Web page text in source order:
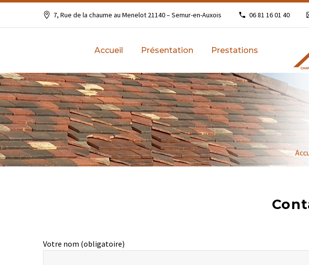
7, Rue de la chaume au Menelot 21140 – Semur-en-Auxois 06 81 16 01 40
Accueil Présentation Prestations
Votre nom (obligatoire)